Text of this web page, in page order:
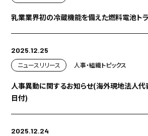
乳業業界初の冷蔵機能を備えた燃料電池トラ
2025.12.25
ニュースリリース
人事・組織トピックス
人事異動に関するお知らせ(海外現地法人
日付)
2025.12.24